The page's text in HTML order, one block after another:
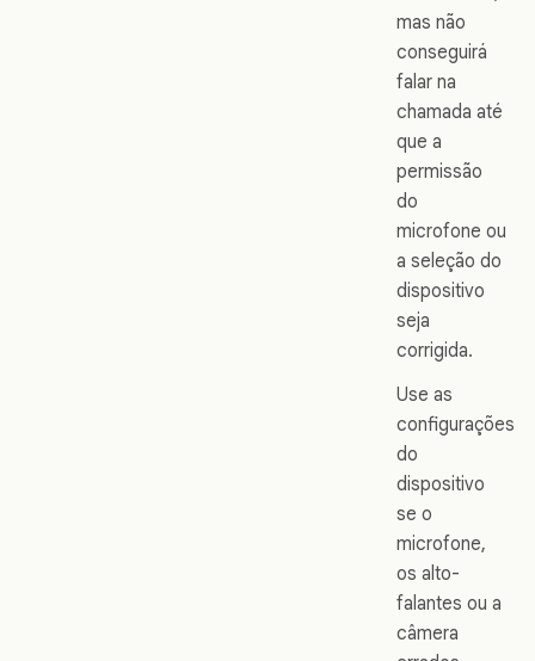
mas não
conseguirá
falar na
chamada até
que a
permissão
do
microfone ou
a seleção do
dispositivo
seja
corrigida.
Use as
configurações
do
dispositivo
se o
microfone,
os alto-
falantes ou a
câmera